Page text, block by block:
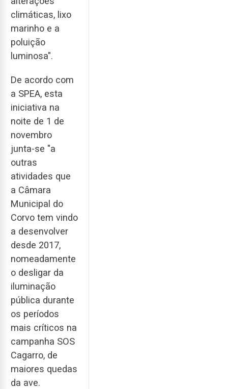
climáticas, lixo
marinho e a
poluição
luminosa".
De acordo com
a SPEA, esta
iniciativa na
noite de 1 de
novembro
junta-se "a
outras
atividades que
a Câmara
Municipal do
Corvo tem vindo
a desenvolver
desde 2017,
nomeadamente
o desligar da
iluminação
pública durante
os períodos
mais críticos na
campanha SOS
Cagarro, de
maiores quedas
da ave.